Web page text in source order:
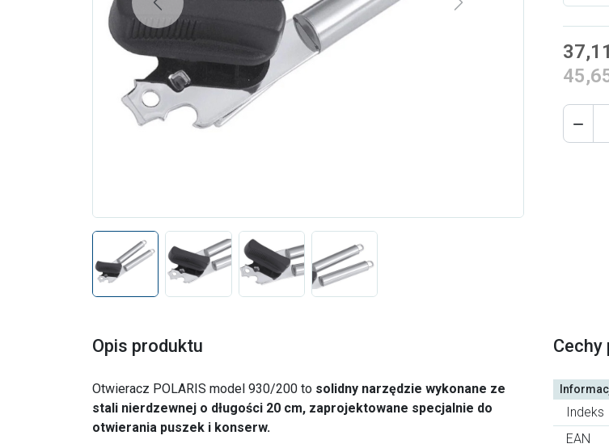
Previous Next

Opis produktu
Otwieracz POLARIS model 930/200 to solidny narzędzie wykonane ze
stali nierdzewnej o długości 20 cm, zaprojektowane specjalnie do
otwierania puszek i konserw.
Indeks
EAN